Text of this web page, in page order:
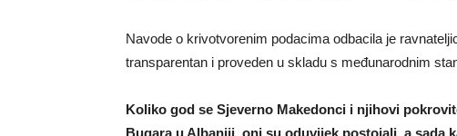
Navode o krivotvorenim podacima odbacila je
transparentan i proveden u skladu s međunarodnim
Koliko god se Sjeverno Makedonci i njihovi
Bugara u Albaniji, oni su oduvijek postojali, a sada